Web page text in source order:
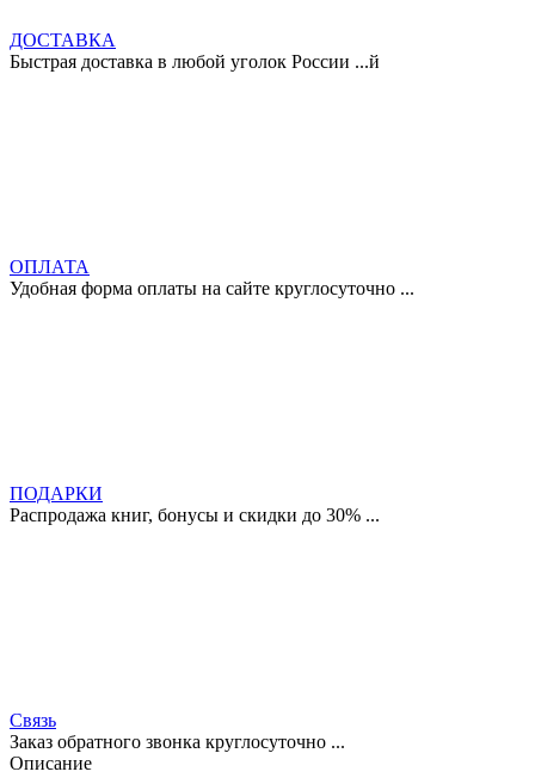
ДОСТАВКА
Быстрая доставка в любой уголок России ...й
ОПЛАТА
Удобная форма оплаты на сайте круглосуточно ...
ПОДАРКИ
Распродажа книг, бонусы и скидки до 30% ...
Связь
Заказ обратного звонка круглосуточно ...
Описание